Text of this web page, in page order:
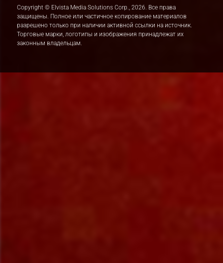
Copyright © Elvista Media Solutions Corp., 2026. Все права
защищены. Полное или частичное копирование материалов
разрешено только при наличии активной ссылки на источник.
Торговые марки, логотипы и изображения принадлежат их
законным владельцам.